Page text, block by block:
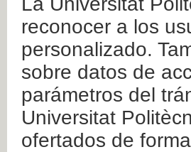
reconocer a los
personalizado.
sobre datos de
parámetros del
Universitat
ofertados de